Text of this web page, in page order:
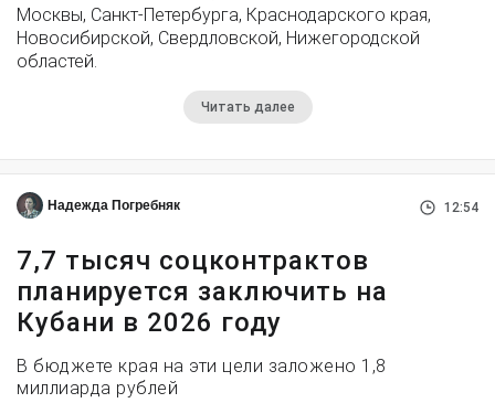
Москвы, Санкт-Петербурга, Краснодарского края,
Новосибирской, Свердловской, Нижегородской
областей.
Читать далее
Надежда Погребняк 12:54
7,7 тысяч соцконтрактов
планируется заключить на
Кубани в 2026 году
В бюджете края на эти цели заложено 1,8
миллиарда рублей